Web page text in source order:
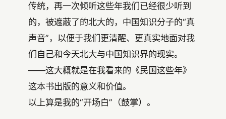
传统，再一次倾听这些年我们已经很少听到
的，被遮蔽了的北大的，中国知识分子的“真
声音”，以便于我们更清醒、更真实地面对我
们自己和今天北大与中国知识界的现实。
——这大概就是在我看来的《民国这些年》
这本书出版的意义和价值。
以上算是我的“开场白”（鼓掌）。